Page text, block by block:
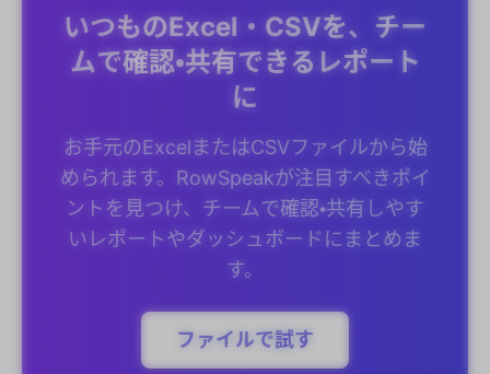
いつものExcel・CSVを、チー
ムで確認・共有できるレポート
に
お手元のExcelまたはCSVファイルから始
められます。RowSpeakが注目すべきポイ
ントを見つけ、チームで確認・共有しやす
いレポートやダッシュボードにまとめま
す。
ファイルで試す